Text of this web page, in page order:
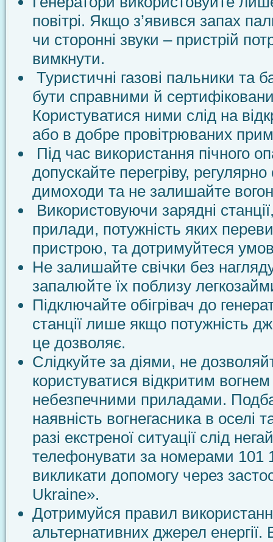
повітрі. Якщо з’явився запах
чи сторонні звуки – пристрій
вимкнути.
Туристичні газові пальники та
бути справними й
Користуватися ними слід на
або в добре провітрюваних
Під час використання пічного
допускайте перегріву,
димоходи та не залишайте
Використовуючи зарядні
прилади, потужність яких
пристрою, та дотримуйтеся умов
Не залишайте свічки без
запалюйте їх поблизу
Підключайте обігрівач до
станції лише якщо потужність
це дозволяє.
Слідкуйте за діями, не
користуватися відкритим вогнем
небезпечними приладами.
наявність вогнегасника в оселі
разі екстреної ситуації слід
телефонувати за номерами 101
викликати допомогу через
Ukraine».
Дотримуйся правил
альтернативних джерел